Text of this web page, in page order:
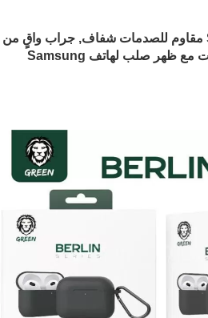
جراب هاتف فاخر S20 مقاوم للصدمات شفاف, جراب واقٍ من
مادة TPU ضد الصدمات مع ظهر صلب لهاتف Samsung